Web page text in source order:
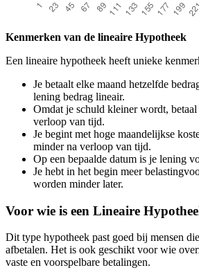
Kenmerken van de lineaire Hypotheek
Een lineaire hypotheek heeft unieke
Je betaalt elke maand hetzelfde
lening bedrag lineair.
Omdat je schuld kleiner wordt, betaal
verloop van tijd.
Je begint met hoge maandelijkse
minder na verloop van tijd.
Op een bepaalde datum is je lening
Je hebt in het begin meer
worden minder later.
Voor wie is een Lineaire
Dit type hypotheek past goed bij mensen
afbetalen. Het is ook geschikt voor wie
vaste en voorspelbare betalingen.